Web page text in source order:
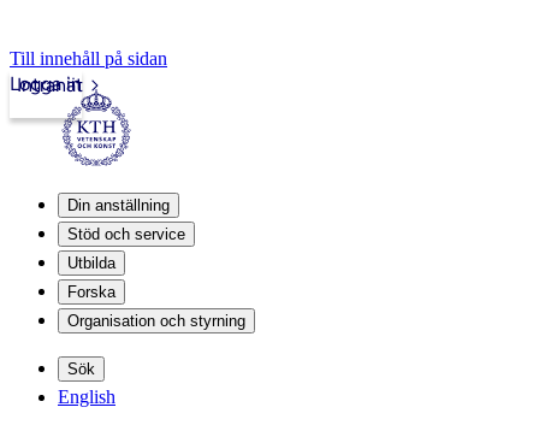
Till innehåll på sidan
Intranät
Logga in
Din anställning
Stöd och service
Utbilda
Forska
Organisation och styrning
Sök
English